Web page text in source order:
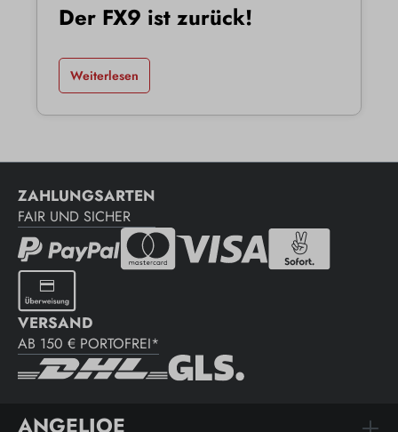
Der FX9 ist zurück!
Weiterlesen
ZAHLUNGSARTEN
FAIR UND SICHER
VERSAND
AB 150 € PORTOFREI*
ANGELJOE